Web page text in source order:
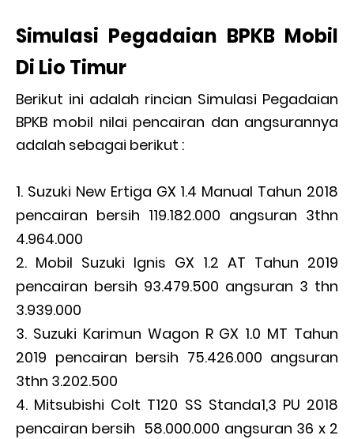
Simulasi Pegadaian BPKB Mobil
Di Lio Timur
Berikut ini adalah rincian Simulasi Pegadaian
BPKB mobil nilai pencairan dan angsurannya
adalah sebagai berikut :
Suzuki New Ertiga GX 1.4 Manual Tahun 2018
pencairan bersih 119.182.000 angsuran 3thn
4.964.000
Mobil Suzuki Ignis GX 1.2 AT Tahun 2019
pencairan bersih 93.479.500 angsuran 3 thn
3.939.000
Suzuki Karimun Wagon R GX 1.0 MT Tahun
2019 pencairan bersih 75.426.000 angsuran
3thn 3.202.500
Mitsubishi Colt T120 SS Standa1,3 PU 2018
pencairan bersih 58.000.000 angsuran 36 x 2